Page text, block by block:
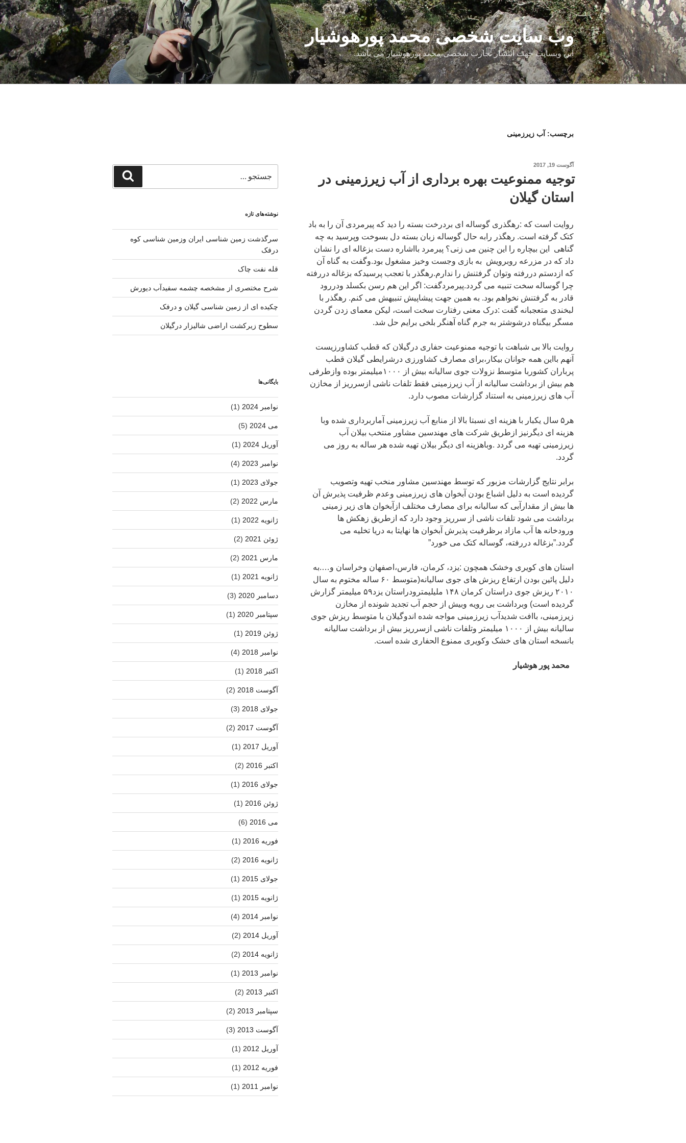
رفتن
به
محتوا
وب سایت شخصی محمد پورهوشیار
این وبسایت جهت انتشار تجارب شخصی محمد پورهوشیار می باشد.
برچسب: آب زیرزمینی
نوشته‌شده
آگوست 19, 2017
توجیه ممنوعیت بهره برداری از آب زیرزمینی در
استان گیلان
روایت است که :رهگذری گوساله ای بردرخت بسته را دید که پیرمردی آن را به باد
کتک گرفته است. رهگذر رابه حال گوساله زبان بسته دل بسوخت وپرسید به چه
گناهی این بیچاره را این چنین می زنی؟ پیرمرد بااشاره دست بزغاله ای را نشان
داد که در مزرعه روبرویش به بازی وجست وخیز مشغول بود.وگفت به گناه آن
که ازدستم دررفته وتوان گرفتنش را ندارم.رهگذر با تعجب پرسیدکه بزغاله دررفته
چرا گوساله سخت تنبیه می گردد.پیرمردگفت: اگر این هم رسن بکسلد ودررود
قادر به گرفتنش نخواهم بود. به همین جهت پیشاپیش تنبیهش می کنم. رهگذر با
لبخندی متعجبانه گفت :درک معنی رفتارت سخت است، لیکن معمای زدن گردن
مسگر بیگناه درشوشتر به جرم گناه آهنگر بلخی برایم حل شد.
روایت بالا بی شباهت با توجیه ممنوعیت حفاری درگیلان که قطب کشاورزیست
آنهم بااین همه جوانان بیکار،برای مصارف کشاورزی درشرایطی گیلان قطب
پرباران کشوربا متوسط نزولات جوی سالیانه بیش از ۱۰۰۰میلیمتر بوده وازطرفی
هم بیش از برداشت سالیانه از آب زیرزمینی فقط تلفات ناشی ازسرریز از مخازن
آب های زیرزمینی به استناد گزارشات مصوب دارد.
هر۵ سال یکبار با هزینه ای نسبتا بالا از منابع آب زیرزمینی آماربرداری شده وبا
هزینه ای دیگرنیز ازطریق شرکت های مهندسین مشاور منتخب بیلان آب
زیرزمینی تهیه می گردد .وباهزینه ای دیگر بیلان تهیه شده هر ساله به روز می
گردد.
برابر نتایج گزارشات مزبور که توسط مهندسین مشاور منخب تهیه وتصویب
گردیده است به دلیل اشباع بودن آبخوان های زیرزمینی وعدم ظرفیت پذیرش آن
ها بیش از مقدارآبی که سالیانه برای مصارف مختلف ازآبخوان های زیر زمینی
برداشت می شود تلفات ناشی از سرریز وجود دارد که ازطریق زهکش ها
ورودخانه ها آب مازاد برظرفیت پذیرش آبخوان ها نهایتا به دریا تخلیه می
گردد.”بزغاله دررفته، گوساله کتک می خورد”
استان های کویری وخشک همچون :یزد، کرمان، فارس،اصفهان وخراسان و….به
دلیل پائین بودن ارتفاع ریزش های جوی سالیانه(متوسط ۶۰ ساله مختوم به سال
۲۰۱۰ ریزش جوی دراستان کرمان ۱۴۸ ملیلیمترودراستان یزد۵۹ میلیمتر گزارش
گردیده است) وبرداشت بی رویه وبیش از حجم آب تجدید شونده از مخازن
زیرزمینی، باافت شدیدآب زیرزمینی مواجه شده اندوگیلان با متوسط ریزش جوی
سالیانه بیش از ۱۰۰۰ میلیمتر وتلفات ناشی ازسرریز بیش از برداشت سالیانه
بانسخه استان های خشک وکویری ممنوع الحفاری شده است.
محمد پور هوشیار
برای
جستجو
نوشته‌های تازه
سرگذشت زمین شناسی ایران وزمین شناسی کوه
درفک
قله نفت چاک
شرح مختصری از مشخصه چشمه سفیدآب دیورش
چکیده ای از زمین شناسی گیلان و درفک
سطوح زیرکشت اراضی شالیزار درگیلان
بایگانی‌ها
نوامبر 2024 (1)
می 2024 (5)
آوریل 2024 (1)
نوامبر 2023 (4)
جولای 2023 (1)
مارس 2022 (2)
ژانویه 2022 (1)
ژوئن 2021 (2)
مارس 2021 (2)
ژانویه 2021 (1)
دسامبر 2020 (3)
سپتامبر 2020 (1)
ژوئن 2019 (1)
نوامبر 2018 (4)
اکتبر 2018 (1)
آگوست 2018 (2)
جولای 2018 (3)
آگوست 2017 (2)
آوریل 2017 (1)
اکتبر 2016 (2)
جولای 2016 (1)
ژوئن 2016 (1)
می 2016 (6)
فوریه 2016 (1)
ژانویه 2016 (2)
جولای 2015 (1)
ژانویه 2015 (1)
نوامبر 2014 (4)
آوریل 2014 (2)
ژانویه 2014 (2)
نوامبر 2013 (1)
اکتبر 2013 (2)
سپتامبر 2013 (2)
آگوست 2013 (3)
آوریل 2012 (1)
فوریه 2012 (1)
نوامبر 2011 (1)